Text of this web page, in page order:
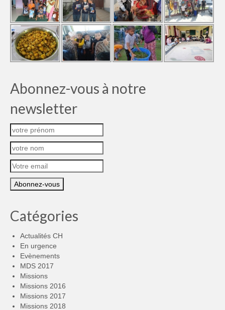
Abonnez-vous à notre
newsletter
Catégories
Actualités CH
En urgence
Evènements
MDS 2017
Missions
Missions 2016
Missions 2017
Missions 2018